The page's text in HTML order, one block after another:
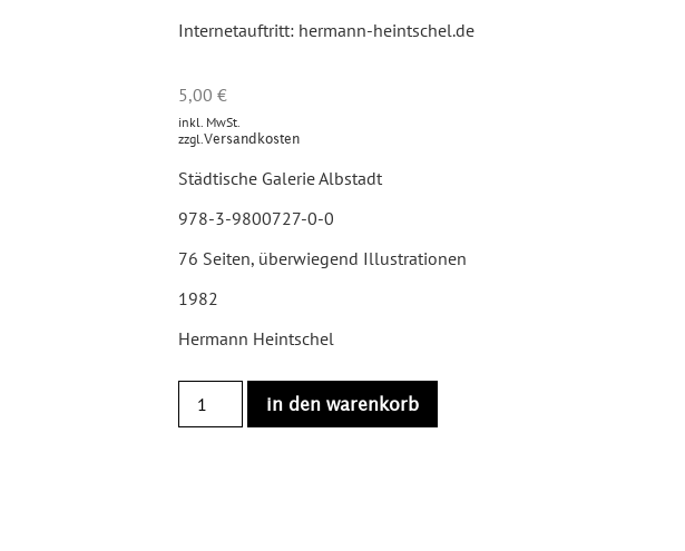
Internetauftritt: hermann-heintschel.de
5,00 €
inkl. MwSt.
zzgl. Versandkosten
Städtische Galerie Albstadt
978-3-9800727-0-0
76 Seiten, überwiegend Illustrationen
1982
Hermann Heintschel
in den warenkorb